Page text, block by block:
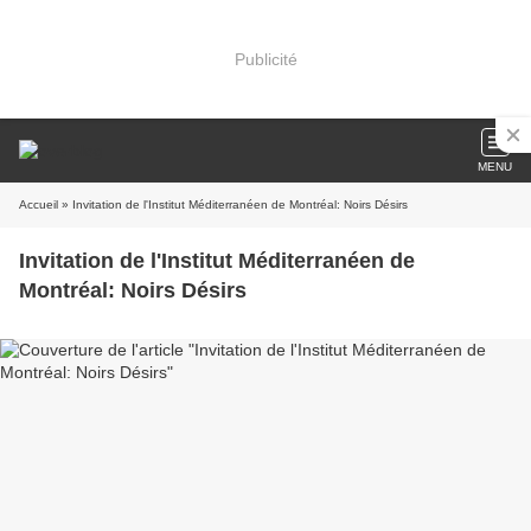
Publicité
MENU
Accueil » Invitation de l'Institut Méditerranéen de Montréal: Noirs Désirs
Invitation de l'Institut Méditerranéen de
Montréal: Noirs Désirs